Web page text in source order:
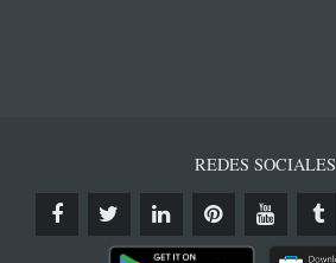
REDES SOCIALES